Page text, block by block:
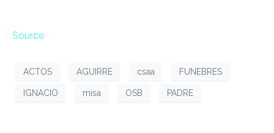
Source
ACTOS AGUIRRE csaa FUNEBRES
IGNACIO misa OSB PADRE